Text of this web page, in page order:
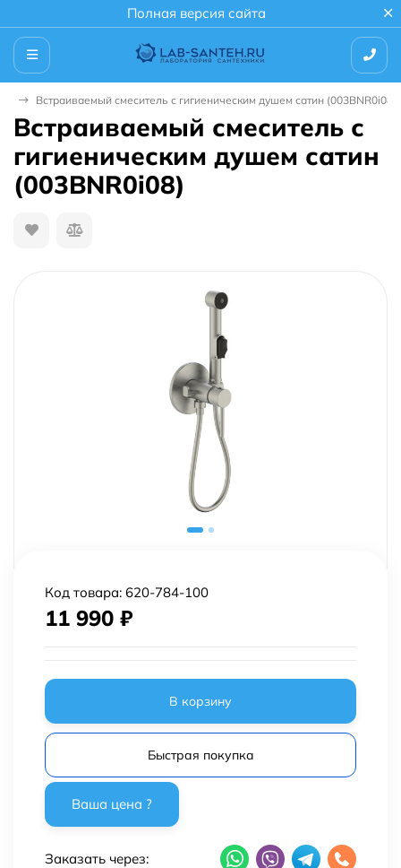
Полная версия сайта
Встраиваемый смеситель с гигиеническим душем сатин (003BNR0i08)
Встраиваемый смеситель с
гигиеническим душем сатин
(003BNR0i08)
Код товара: 620-784-100
11 990 ₽
В корзину
Быстрая покупка
Заказать через: